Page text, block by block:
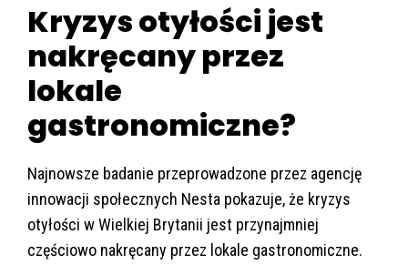
Kryzys otyłości jest
nakręcany przez
lokale
gastronomiczne?
Najnowsze badanie przeprowadzone przez agencję
innowacji społecznych Nesta pokazuje, że kryzys
otyłości w Wielkiej Brytanii jest przynajmniej
częściowo nakręcany przez lokale gastronomiczne.